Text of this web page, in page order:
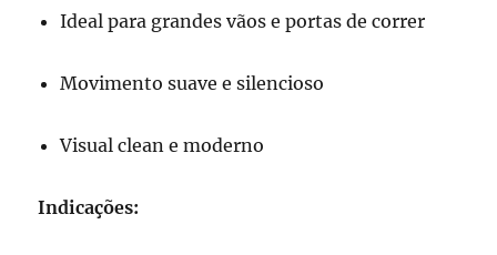
Ideal para grandes vãos e portas de correr
Movimento suave e silencioso
Visual clean e moderno
Indicações: